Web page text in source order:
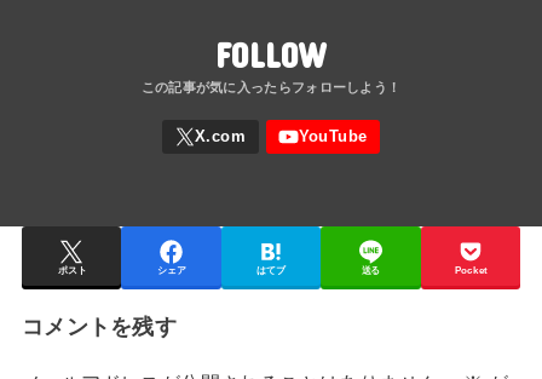
FOLLOW
ポスト シェア はてブ 送る Pocket
コメントを残す